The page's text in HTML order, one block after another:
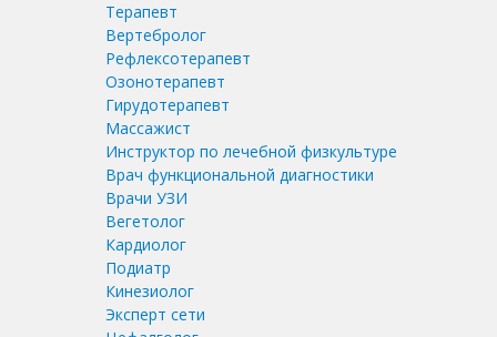
Терапевт
Вертебролог
Рефлексотерапевт
Озонотерапевт
Гирудотерапевт
Массажист
Инструктор по лечебной физкультуре
Врач функциональной диагностики
Врачи УЗИ
Вегетолог
Кардиолог
Подиатр
Кинезиолог
Эксперт сети